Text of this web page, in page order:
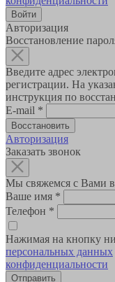
Авторизация
Восстановление
Введите адрес
регистрации. На
инструкция по
E-mail *
Авторизация
Заказать звонок
Мы свяжемся с Вами
Ваше имя *
Телефон *
Нажимая на кнопку
персональных данных
конфиденциальности